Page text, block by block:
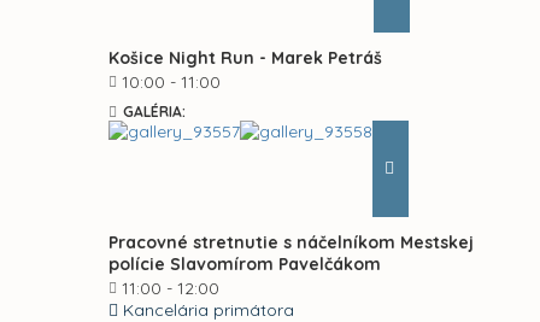
Košice Night Run - Marek Petráš
10:00 - 11:00
GALÉRIA:
Pracovné stretnutie s náčelníkom Mestskej
polície Slavomírom Pavelčákom
11:00 - 12:00
Kancelária primátora